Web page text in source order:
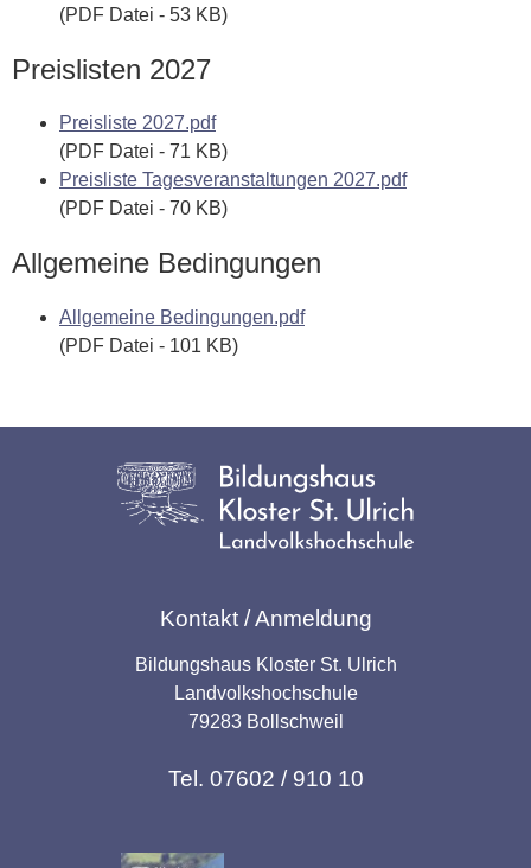
(PDF Datei - 53 KB)
Preislisten 2027
Preisliste 2027.pdf
(PDF Datei - 71 KB)
Preisliste Tagesveranstaltungen 2027.pdf
(PDF Datei - 70 KB)
Allgemeine Bedingungen
Allgemeine Bedingungen.pdf
(PDF Datei - 101 KB)
Kontakt / Anmeldung
Bildungshaus Kloster St. Ulrich
Landvolkshochschule
79283 Bollschweil
Tel. 07602 / 910 10